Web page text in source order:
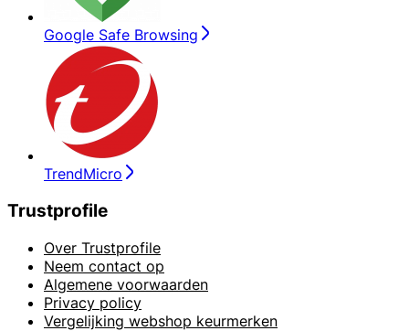
Google Safe Browsing
TrendMicro
Trustprofile
Over Trustprofile
Neem contact op
Algemene voorwaarden
Privacy policy
Vergelijking webshop keurmerken